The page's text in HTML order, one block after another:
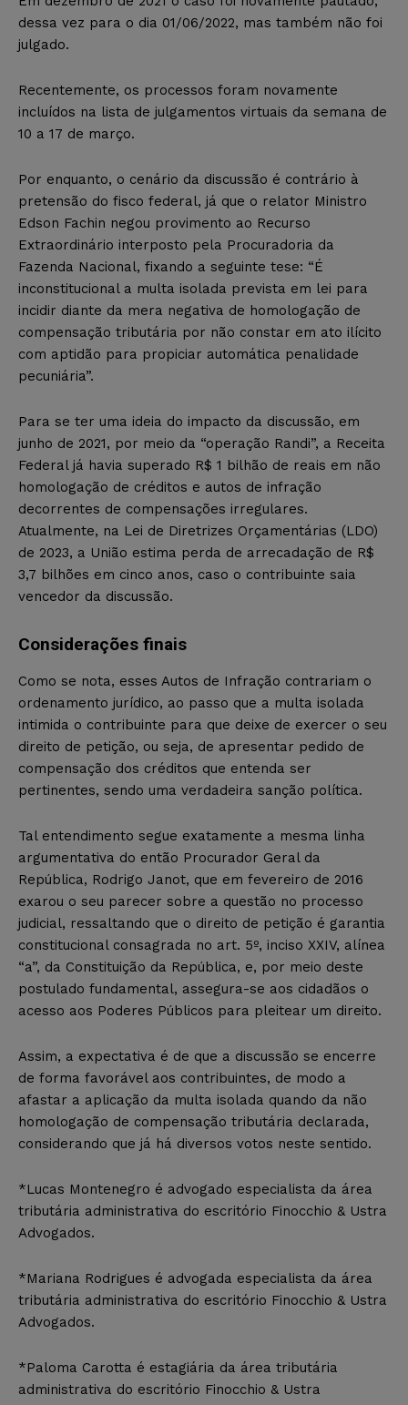
dessa vez para o dia 01/06/2022, mas também não foi
julgado.
Recentemente, os processos foram novamente
incluídos na lista de julgamentos virtuais da semana de
10 a 17 de março.
Por enquanto, o cenário da discussão é contrário à
pretensão do fisco federal, já que o relator Ministro
Edson Fachin negou provimento ao Recurso
Extraordinário interposto pela Procuradoria da
Fazenda Nacional, fixando a seguinte tese: “É
inconstitucional a multa isolada prevista em lei para
incidir diante da mera negativa de homologação de
compensação tributária por não constar em ato ilícito
com aptidão para propiciar automática penalidade
pecuniária”.
Para se ter uma ideia do impacto da discussão, em
junho de 2021, por meio da “operação Randi”, a Receita
Federal já havia superado R$ 1 bilhão de reais em não
homologação de créditos e autos de infração
decorrentes de compensações irregulares.
Atualmente, na Lei de Diretrizes Orçamentárias (LDO)
de 2023, a União estima perda de arrecadação de R$
3,7 bilhões em cinco anos, caso o contribuinte saia
vencedor da discussão.
Considerações finais
Como se nota, esses Autos de Infração contrariam o
ordenamento jurídico, ao passo que a multa isolada
intimida o contribuinte para que deixe de exercer o seu
direito de petição, ou seja, de apresentar pedido de
compensação dos créditos que entenda ser
pertinentes, sendo uma verdadeira sanção política.
Tal entendimento segue exatamente a mesma linha
argumentativa do então Procurador Geral da
República, Rodrigo Janot, que em fevereiro de 2016
exarou o seu parecer sobre a questão no processo
judicial, ressaltando que o direito de petição é garantia
constitucional consagrada no art. 5º, inciso XXIV, alínea
“a”, da Constituição da República, e, por meio deste
postulado fundamental, assegura-se aos cidadãos o
acesso aos Poderes Públicos para pleitear um direito.
Assim, a expectativa é de que a discussão se encerre
de forma favorável aos contribuintes, de modo a
afastar a aplicação da multa isolada quando da não
homologação de compensação tributária declarada,
considerando que já há diversos votos neste sentido.
*Lucas Montenegro é advogado especialista da área
tributária administrativa do escritório Finocchio & Ustra
Advogados.
*Mariana Rodrigues é advogada especialista da área
tributária administrativa do escritório Finocchio & Ustra
Advogados.
*Paloma Carotta é estagiária da área tributária
administrativa do escritório Finocchio & Ustra